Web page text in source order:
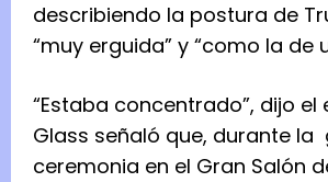
describiendo la postura de
“muy erguida” y “como la de
“Estaba concentrado”, dijo el
Glass señaló que, durante la
ceremonia en el Gran Salón